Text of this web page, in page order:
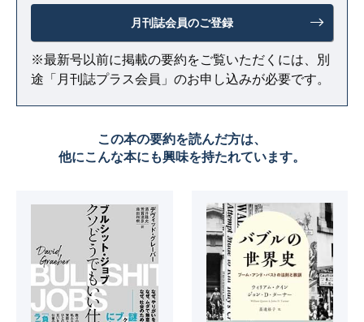
月刊誌会員のご登録
※最新号以前に掲載の要約をご覧いただくには、別
途「月刊誌プラス会員」のお申し込みが必要です。
この本の要約を読んだ方は、
他にこんな本にも興味を持たれています。